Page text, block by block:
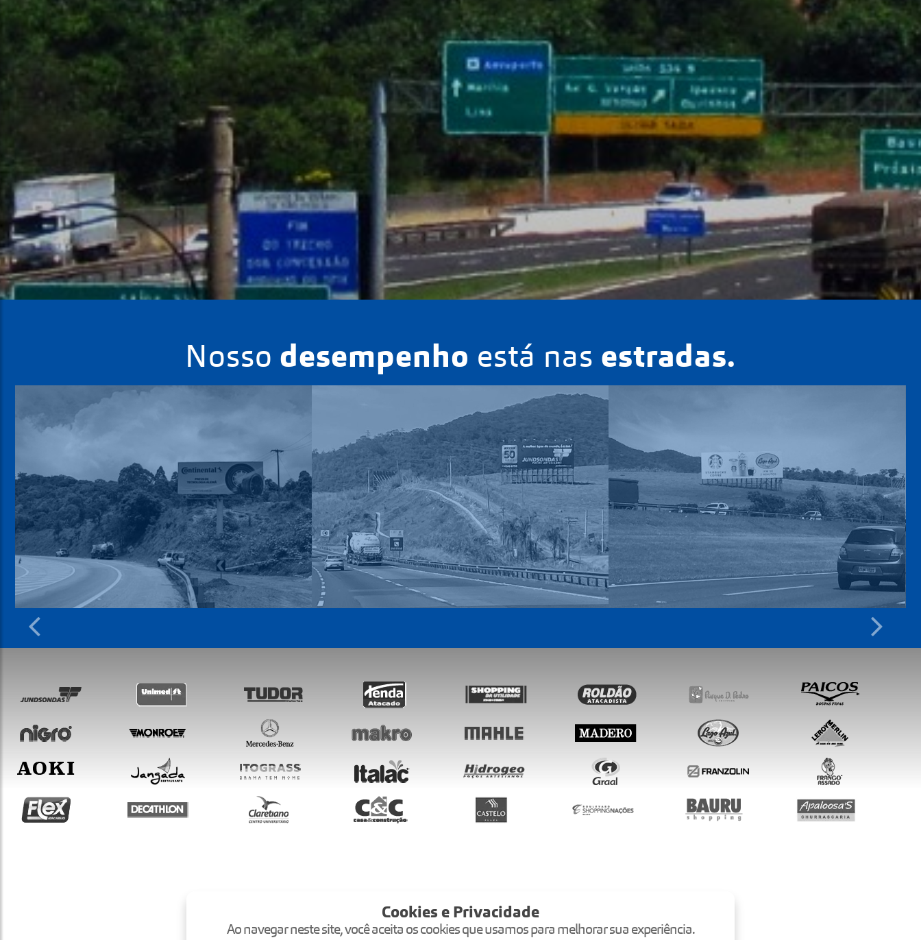
Nosso desempenho está nas estradas.
Cookies e Privacidade
Ao navegar neste site, você aceita os cookies que usamos para melhorar sua experiência.